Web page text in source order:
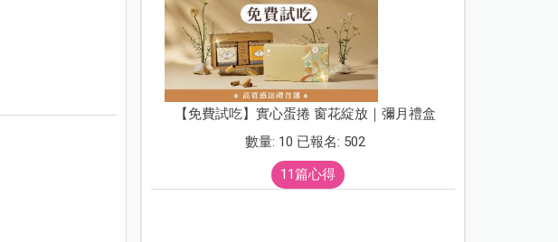
【免費試吃】實心蛋捲 窗花綻放｜彌月禮盒
數量: 10 已報名: 502
11篇心得